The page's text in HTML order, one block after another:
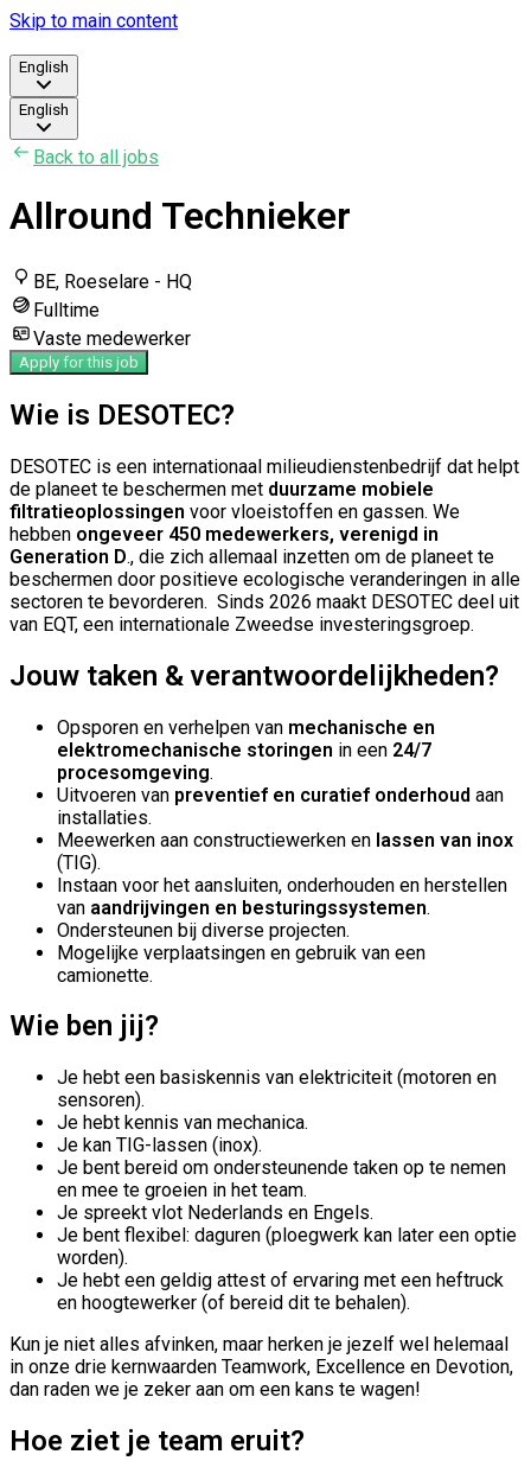
Skip to main content
English
English
Back to all jobs
Allround Technieker
BE, Roeselare - HQ
Fulltime
Vaste medewerker
Apply for this job
Wie is DESOTEC?
DESOTEC is een internationaal milieudienstenbedrijf dat helpt
de planeet te beschermen met duurzame mobiele
filtratieoplossingen voor vloeistoffen en gassen. We
hebben ongeveer 450 medewerkers, verenigd in
Generation D., die zich allemaal inzetten om de planeet te
beschermen door positieve ecologische veranderingen in alle
sectoren te bevorderen. Sinds 2026 maakt DESOTEC deel uit
van EQT, een internationale Zweedse investeringsgroep.
Jouw taken & verantwoordelijkheden?
Opsporen en verhelpen van mechanische en
elektromechanische storingen in een 24/7
procesomgeving.
Uitvoeren van preventief en curatief onderhoud aan
installaties.
Meewerken aan constructiewerken en lassen van inox
(TIG).
Instaan voor het aansluiten, onderhouden en herstellen
van aandrijvingen en besturingssystemen.
Ondersteunen bij diverse projecten.
Mogelijke verplaatsingen en gebruik van een
camionette.
Wie ben jij?
Je hebt een basiskennis van elektriciteit (motoren en
sensoren).
Je hebt kennis van mechanica.
Je kan TIG-lassen (inox).
Je bent bereid om ondersteunende taken op te nemen
en mee te groeien in het team.
Je spreekt vlot Nederlands en Engels.
Je bent flexibel: daguren (ploegwerk kan later een optie
worden).
Je hebt een geldig attest of ervaring met een heftruck
en hoogtewerker (of bereid dit te behalen).
Kun je niet alles afvinken, maar herken je jezelf wel helemaal
in onze drie kernwaarden Teamwork, Excellence en Devotion,
dan raden we je zeker aan om een kans te wagen!
Hoe ziet je team eruit?